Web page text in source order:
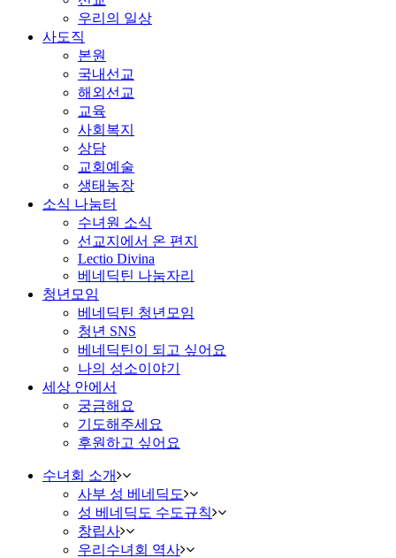
우리의 일상
사도직
본원
국내선교
해외선교
교육
사회복지
상담
교회예술
생태농장
소식 나눔터
수녀원 소식
선교지에서 온 편지
Lectio Divina
베네딕틴 나눔자리
청년모임
베네딕틴 청년모임
청년 SNS
베네딕틴이 되고 싶어요
나의 성소이야기
세상 안에서
궁금해요
기도해주세요
후원하고 싶어요
수녀회 소개
사부 성 베네딕도
성 베네딕도 수도규칙
창립사
우리수녀회 역사